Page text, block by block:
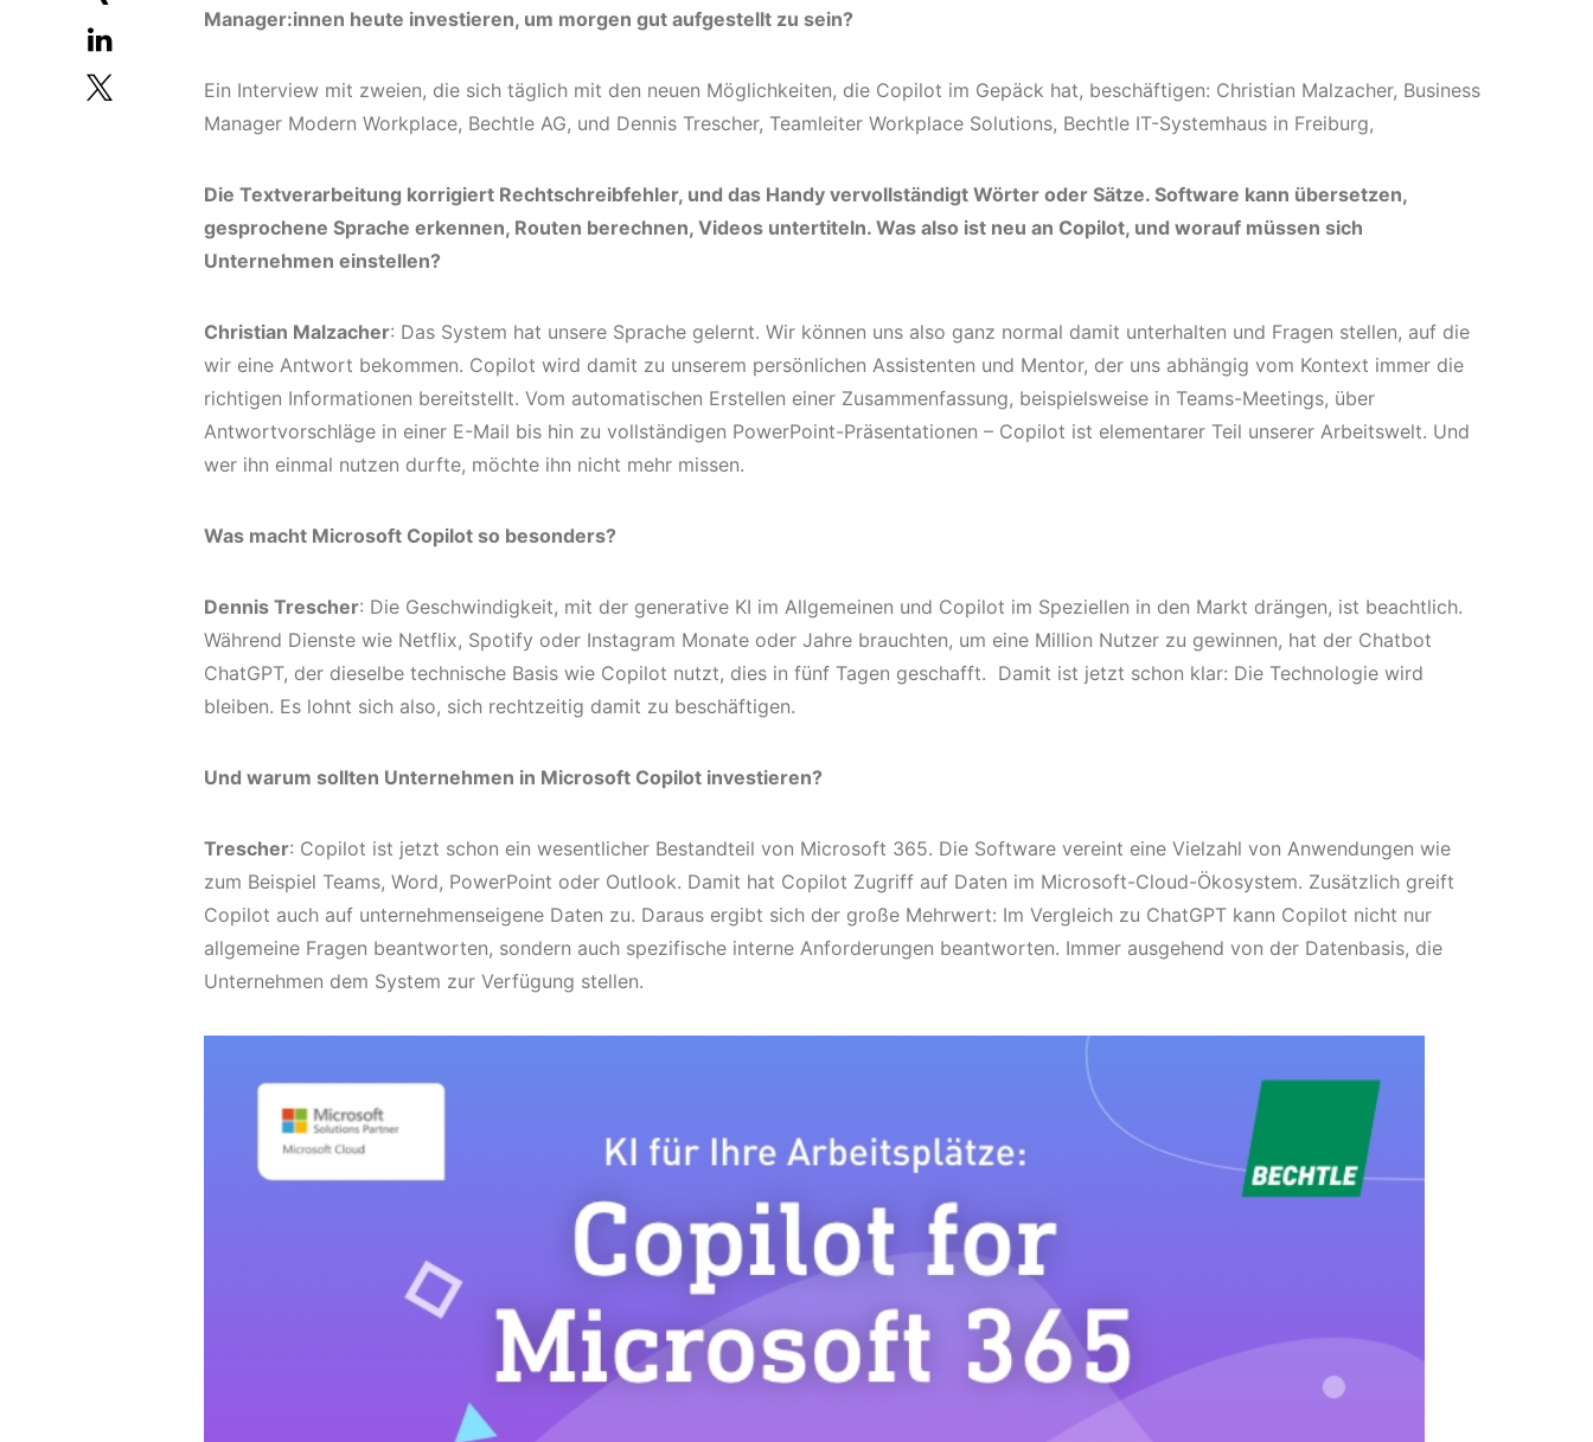
Manager:innen heute investieren, um morgen gut aufgestellt zu sein?
Ein Interview mit zweien, die sich täglich mit den neuen Möglichkeiten, die Copilot im Gepäck hat, beschäftigen: Christian Malzacher, Business
Manager Modern Workplace, Bechtle AG, und Dennis Trescher, Teamleiter Workplace Solutions, Bechtle IT-Systemhaus in Freiburg,
Die Textverarbeitung korrigiert Rechtschreibfehler, und das Handy vervollständigt Wörter oder Sätze. Software kann übersetzen,
gesprochene Sprache erkennen, Routen berechnen, Videos untertiteln. Was also ist neu an Copilot, und worauf müssen sich
Unternehmen einstellen?
Christian Malzacher: Das System hat unsere Sprache gelernt. Wir können uns also ganz normal damit unterhalten und Fragen stellen, auf die
wir eine Antwort bekommen. Copilot wird damit zu unserem persönlichen Assistenten und Mentor, der uns abhängig vom Kontext immer die
richtigen Informationen bereitstellt. Vom automatischen Erstellen einer Zusammenfassung, beispielsweise in Teams-Meetings, über
Antwortvorschläge in einer E-Mail bis hin zu vollständigen PowerPoint-Präsentationen – Copilot ist elementarer Teil unserer Arbeitswelt. Und
wer ihn einmal nutzen durfte, möchte ihn nicht mehr missen.
Was macht Microsoft Copilot so besonders?
Dennis Trescher: Die Geschwindigkeit, mit der generative KI im Allgemeinen und Copilot im Speziellen in den Markt drängen, ist beachtlich.
Während Dienste wie Netflix, Spotify oder Instagram Monate oder Jahre brauchten, um eine Million Nutzer zu gewinnen, hat der Chatbot
ChatGPT, der dieselbe technische Basis wie Copilot nutzt, dies in fünf Tagen geschafft. Damit ist jetzt schon klar: Die Technologie wird
bleiben. Es lohnt sich also, sich rechtzeitig damit zu beschäftigen.
Und warum sollten Unternehmen in Microsoft Copilot investieren?
Trescher: Copilot ist jetzt schon ein wesentlicher Bestandteil von Microsoft 365. Die Software vereint eine Vielzahl von Anwendungen wie
zum Beispiel Teams, Word, PowerPoint oder Outlook. Damit hat Copilot Zugriff auf Daten im Microsoft-Cloud-Ökosystem. Zusätzlich greift
Copilot auch auf unternehmenseigene Daten zu. Daraus ergibt sich der große Mehrwert: Im Vergleich zu ChatGPT kann Copilot nicht nur
allgemeine Fragen beantworten, sondern auch spezifische interne Anforderungen beantworten. Immer ausgehend von der Datenbasis, die
Unternehmen dem System zur Verfügung stellen.